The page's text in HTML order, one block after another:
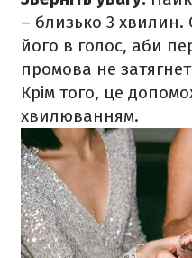
– близько 3 хвилин.
його в голос, аби
промова не
Крім того, це
хвилюванням.